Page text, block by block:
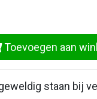
Toevoegen aan
staan bij